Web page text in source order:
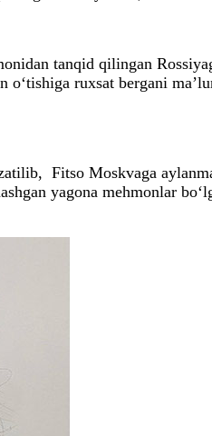
tanqid qilingan
o‘tishiga ruxsat bergani
Fitso Moskvaga
yagona mehmonlar